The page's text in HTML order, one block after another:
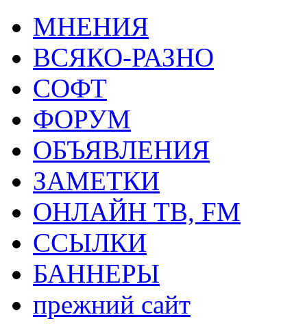
МНЕНИЯ
ВСЯКО-РАЗНО
СОФТ
ФОРУМ
ОБЪЯВЛЕНИЯ
ЗАМЕТКИ
ОНЛАЙН ТВ, FM
ССЫЛКИ
БАННЕРЫ
прежний сайт